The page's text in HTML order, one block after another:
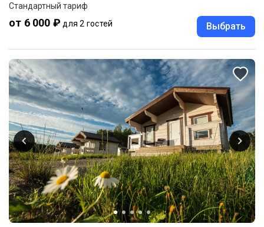
Стандартный тариф
от 6 000 ₽ для 2 гостей Выбрать